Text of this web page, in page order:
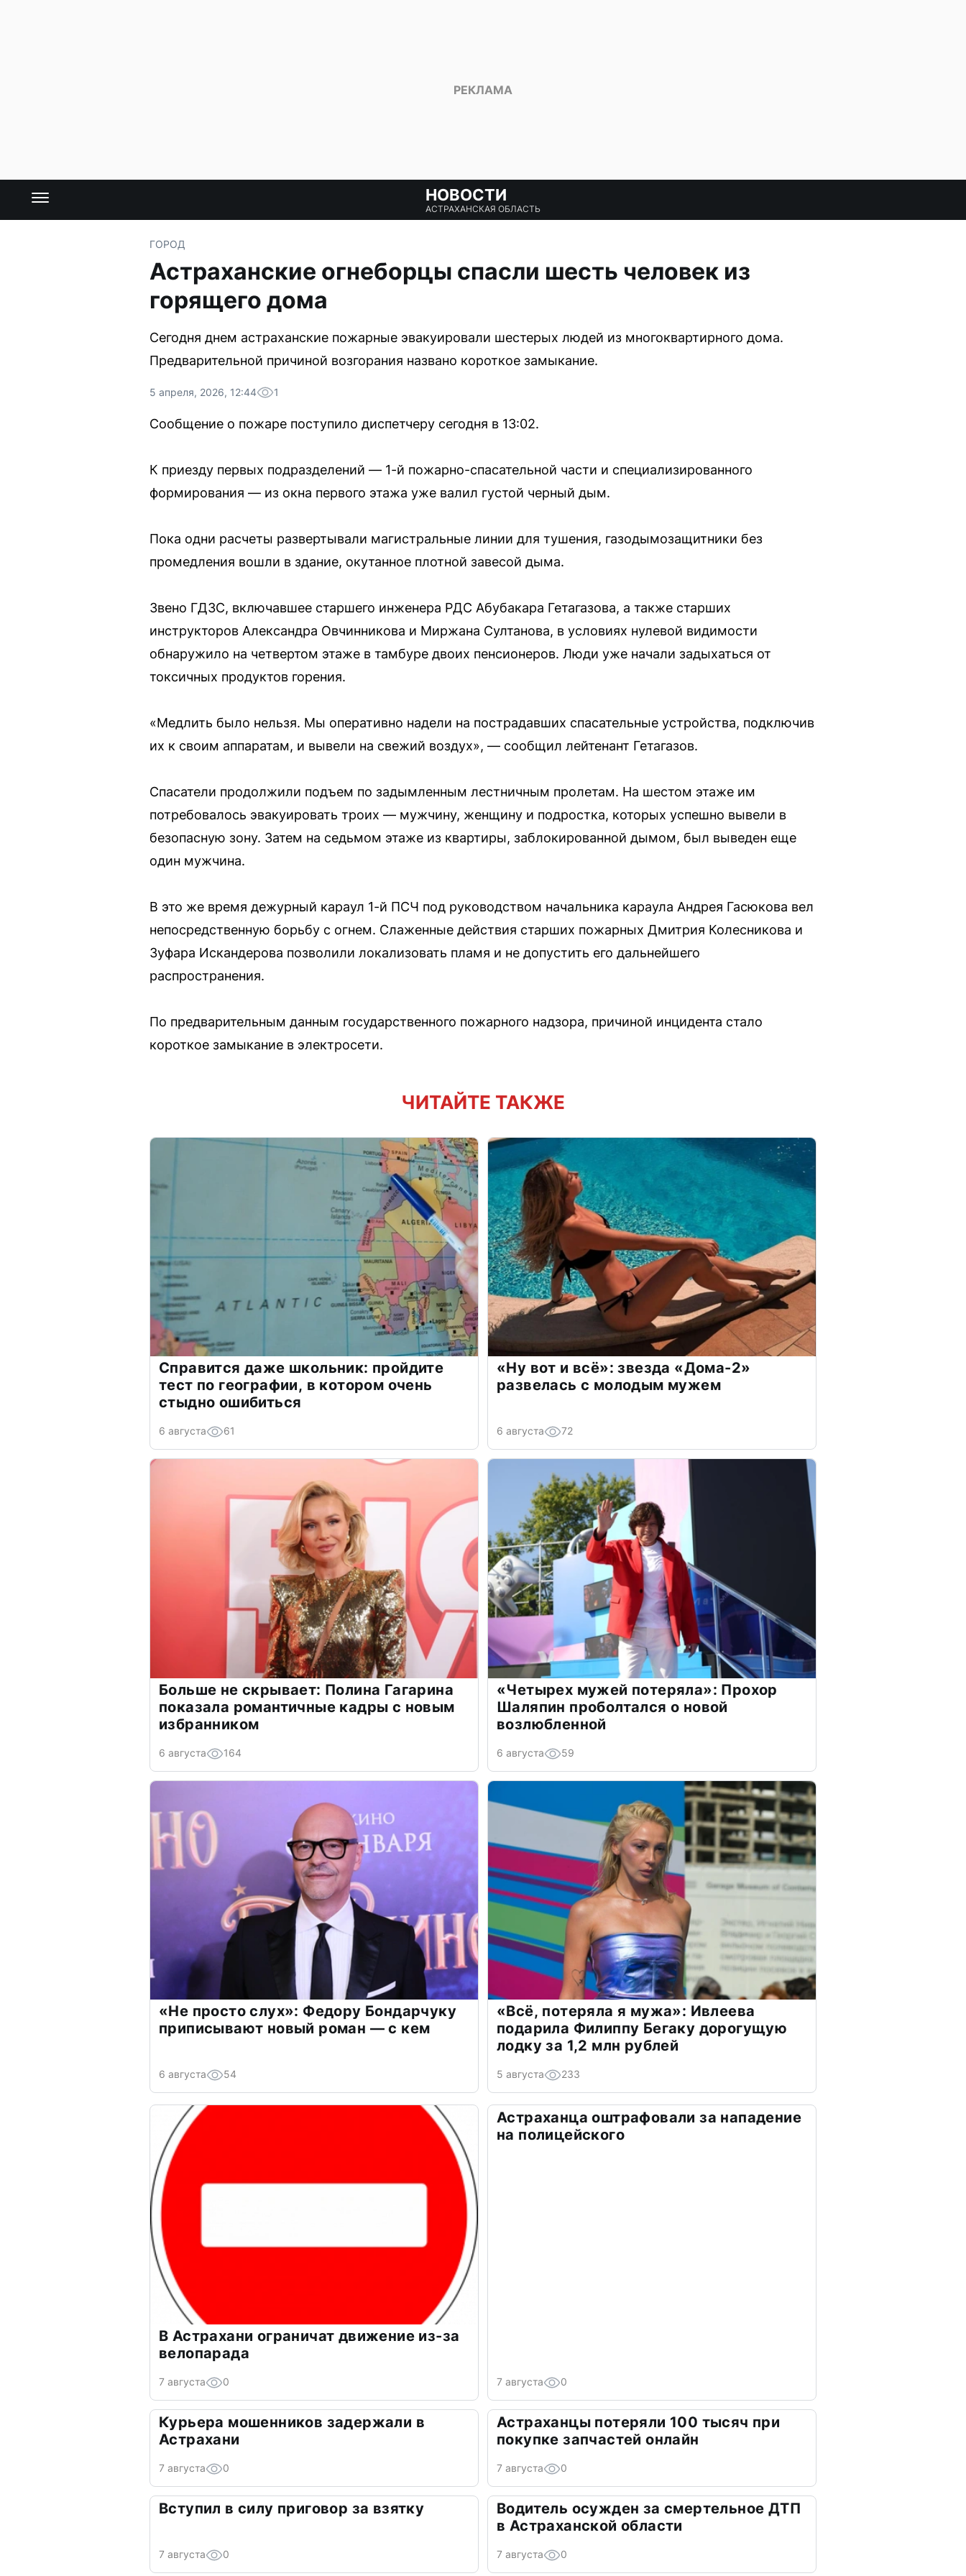
НОВОСТИ
АСТРАХАНСКАЯ ОБЛАСТЬ
ГОРОД
Астраханские огнеборцы спасли шесть человек из
горящего дома
Сегодня днем астраханские пожарные эвакуировали шестерых людей из многоквартирного дома.
Предварительной причиной возгорания названо короткое замыкание.
5 апреля, 2026, 12:44 1
Сообщение о пожаре поступило диспетчеру сегодня в 13:02.
К приезду первых подразделений — 1-й пожарно-спасательной части и специализированного
формирования — из окна первого этажа уже валил густой черный дым.
Пока одни расчеты развертывали магистральные линии для тушения, газодымозащитники без
промедления вошли в здание, окутанное плотной завесой дыма.
Звено ГДЗС, включавшее старшего инженера РДС Абубакара Гетагазова, а также старших
инструкторов Александра Овчинникова и Миржана Султанова, в условиях нулевой видимости
обнаружило на четвертом этаже в тамбуре двоих пенсионеров. Люди уже начали задыхаться от
токсичных продуктов горения.
«Медлить было нельзя. Мы оперативно надели на пострадавших спасательные устройства, подключив
их к своим аппаратам, и вывели на свежий воздух», — сообщил лейтенант Гетагазов.
Спасатели продолжили подъем по задымленным лестничным пролетам. На шестом этаже им
потребовалось эвакуировать троих — мужчину, женщину и подростка, которых успешно вывели в
безопасную зону. Затем на седьмом этаже из квартиры, заблокированной дымом, был выведен еще
один мужчина.
В это же время дежурный караул 1-й ПСЧ под руководством начальника караула Андрея Гасюкова вел
непосредственную борьбу с огнем. Слаженные действия старших пожарных Дмитрия Колесникова и
Зуфара Искандерова позволили локализовать пламя и не допустить его дальнейшего
распространения.
По предварительным данным государственного пожарного надзора, причиной инцидента стало
короткое замыкание в электросети.
ЧИТАЙТЕ ТАКЖЕ
Справится даже школьник: пройдите
тест по географии, в котором очень
стыдно ошибиться
6 августа 61
«Ну вот и всё»: звезда «Дома-2»
развелась с молодым мужем
6 августа 72
Больше не скрывает: Полина Гагарина
показала романтичные кадры с новым
избранником
6 августа 164
«Четырех мужей потеряла»: Прохор
Шаляпин проболтался о новой
возлюбленной
6 августа 59
«Не просто слух»: Федору Бондарчуку
приписывают новый роман — с кем
6 августа 54
«Всё, потеряла я мужа»: Ивлеева
подарила Филиппу Бегаку дорогущую
лодку за 1,2 млн рублей
5 августа 233
В Астрахани ограничат движение из-за
велопарада
7 августа 0
Астраханца оштрафовали за нападение
на полицейского
7 августа 0
Курьера мошенников задержали в
Астрахани
7 августа 0
Астраханцы потеряли 100 тысяч при
покупке запчастей онлайн
7 августа 0
Вступил в силу приговор за взятку
7 августа 0
Водитель осужден за смертельное ДТП
в Астраханской области
7 августа 0